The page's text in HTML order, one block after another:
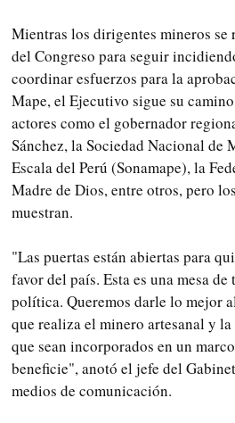
Mientras los dirigentes mineros se
del Congreso para seguir
coordinar esfuerzos para la
Mape, el Ejecutivo sigue su
actores como el gobernador
Sánchez, la Sociedad Nacional de
Escala del Perú (Sonamape), la
Madre de Dios, entre otros, pero
muestran.
"Las puertas están abiertas para
favor del país. Esta es una mesa
política. Queremos darle lo mejor
que realiza el minero artesanal y
que sean incorporados en un
beneficie", anotó el jefe del
medios de comunicación.